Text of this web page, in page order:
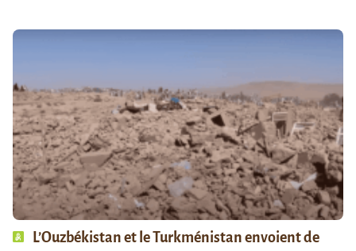
L’Ouzbékistan et le Turkménistan envoient de